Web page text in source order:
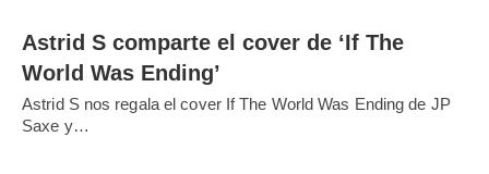
Astrid S comparte el cover de ‘If The
World Was Ending’
Astrid S nos regala el cover If The World Was Ending de JP
Saxe y…